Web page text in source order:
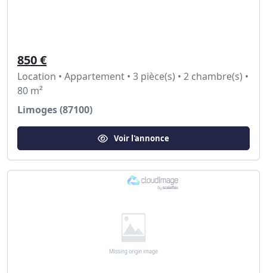
850 €
Location • Appartement • 3 pièce(s) • 2 chambre(s) •
80 m²
Limoges (87100)
Voir l'annonce